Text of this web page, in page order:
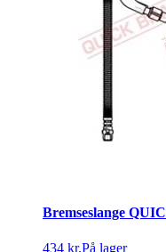
Bremseslange
434 kr.På lager